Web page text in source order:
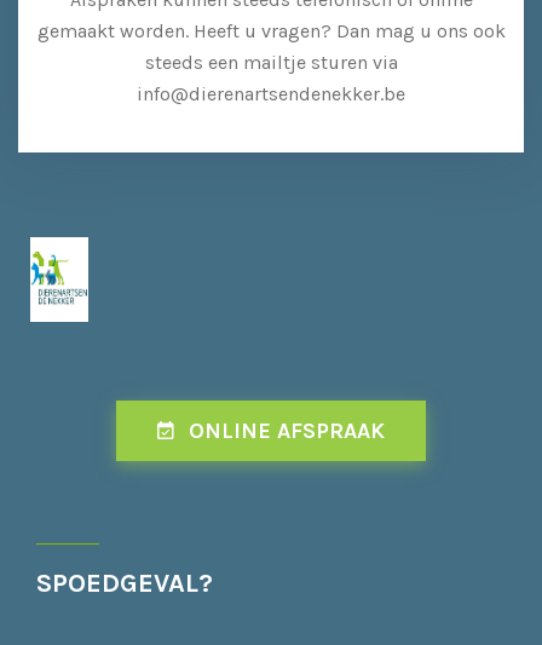
gemaakt worden. Heeft u vragen? Dan mag u ons ook
steeds een mailtje sturen via
info@dierenartsendenekker.be
ONLINE AFSPRAAK
SPOEDGEVAL?